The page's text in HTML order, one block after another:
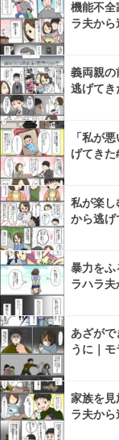
機能不
ラ夫か
義両親
逃げて
「私が
げてきた
私が楽
から逃
暴力を
ラハラ
あざが
うに｜
家族を
ラ夫か